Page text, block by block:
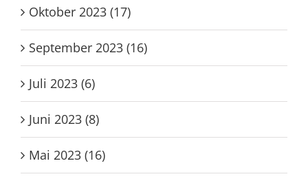
Oktober 2023 (17)
September 2023 (16)
Juli 2023 (6)
Juni 2023 (8)
Mai 2023 (16)